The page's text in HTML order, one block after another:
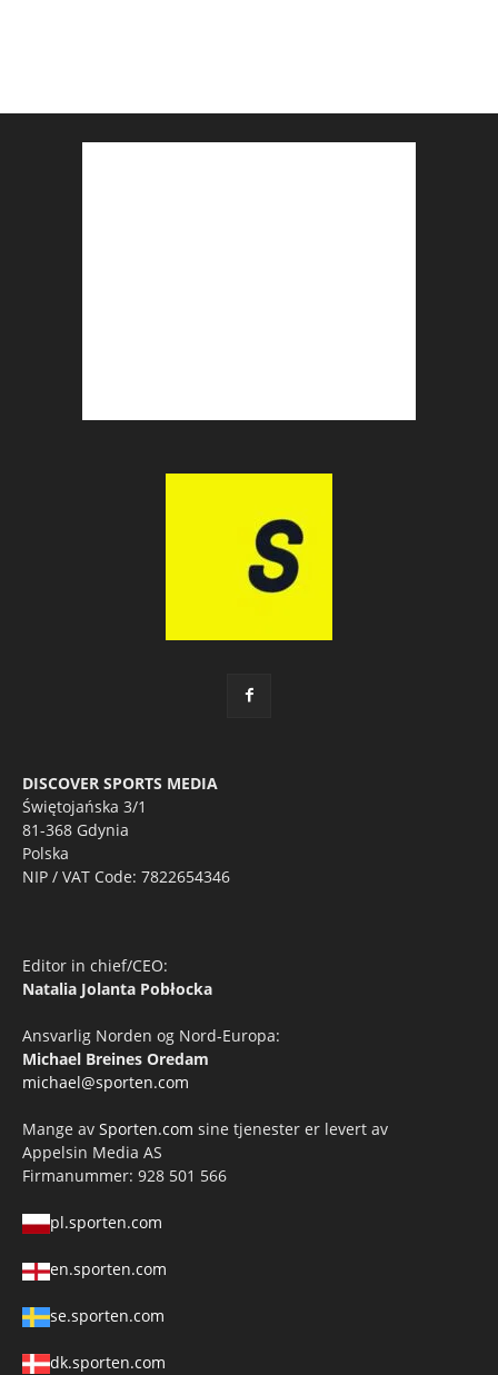
DISCOVER SPORTS MEDIA
Świętojańska 3/1
81-368 Gdynia
Polska
NIP / VAT Code: 7822654346
Editor in chief/CEO:
Natalia Jolanta Pobłocka
Ansvarlig Norden og Nord-Europa:
Michael Breines Oredam
michael@sporten.com
Mange av Sporten.com sine tjenester er levert av
Appelsin Media AS
Firmanummer: 928 501 566
pl.sporten.com
en.sporten.com
se.sporten.com
dk.sporten.com